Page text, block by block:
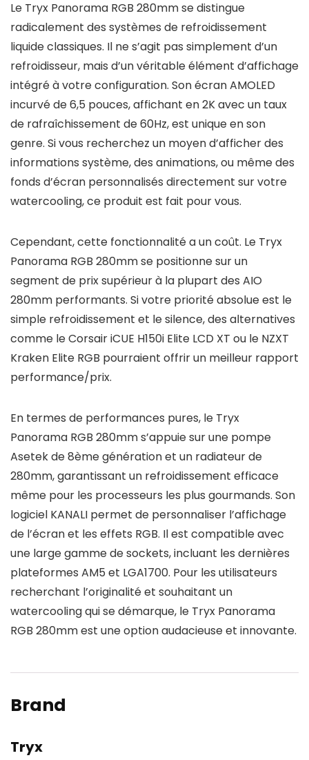
Le Tryx Panorama RGB 280mm se distingue
radicalement des systèmes de refroidissement
liquide classiques. Il ne s’agit pas simplement d’un
refroidisseur, mais d’un véritable élément d’affichage
intégré à votre configuration. Son écran AMOLED
incurvé de 6,5 pouces, affichant en 2K avec un taux
de rafraîchissement de 60Hz, est unique en son
genre. Si vous recherchez un moyen d’afficher des
informations système, des animations, ou même des
fonds d’écran personnalisés directement sur votre
watercooling, ce produit est fait pour vous.
Cependant, cette fonctionnalité a un coût. Le Tryx
Panorama RGB 280mm se positionne sur un
segment de prix supérieur à la plupart des AIO
280mm performants. Si votre priorité absolue est le
simple refroidissement et le silence, des alternatives
comme le Corsair iCUE H150i Elite LCD XT ou le NZXT
Kraken Elite RGB pourraient offrir un meilleur rapport
performance/prix.
En termes de performances pures, le Tryx
Panorama RGB 280mm s’appuie sur une pompe
Asetek de 8ème génération et un radiateur de
280mm, garantissant un refroidissement efficace
même pour les processeurs les plus gourmands. Son
logiciel KANALI permet de personnaliser l’affichage
de l’écran et les effets RGB. Il est compatible avec
une large gamme de sockets, incluant les dernières
plateformes AM5 et LGA1700. Pour les utilisateurs
recherchant l’originalité et souhaitant un
watercooling qui se démarque, le Tryx Panorama
RGB 280mm est une option audacieuse et innovante.
Brand
Tryx